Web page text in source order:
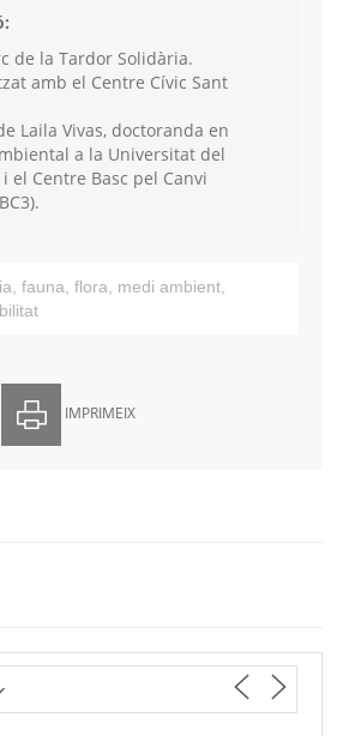
de la Tardor Solidària.
amb el Centre Cívic Sant
Laila Vivas, doctoranda en
a la Universitat del
i el Centre Basc pel Canvi
, fauna, flora, medi ambient,
IMPRIMEIX